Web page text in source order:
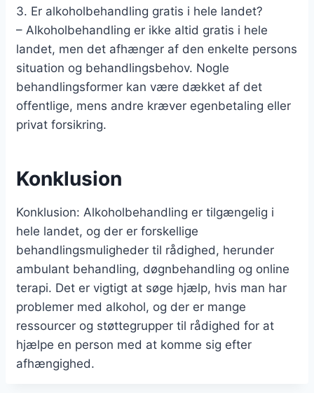
3. Er alkoholbehandling gratis i hele landet?
– Alkoholbehandling er ikke altid gratis i hele
landet, men det afhænger af den enkelte persons
situation og behandlingsbehov. Nogle
behandlingsformer kan være dækket af det
offentlige, mens andre kræver egenbetaling eller
privat forsikring.
Konklusion
Konklusion: Alkoholbehandling er tilgængelig i
hele landet, og der er forskellige
behandlingsmuligheder til rådighed, herunder
ambulant behandling, døgnbehandling og online
terapi. Det er vigtigt at søge hjælp, hvis man har
problemer med alkohol, og der er mange
ressourcer og støttegrupper til rådighed for at
hjælpe en person med at komme sig efter
afhængighed.